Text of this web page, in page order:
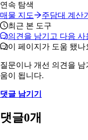
연속 탐색
매물 지도
주담대 계산기
최근 본 도구
의견을 남기고 다음
이 페이지가 도움 됐나
질문이나 개선 의견을
움이 됩니다.
댓글 남기기
댓글0개